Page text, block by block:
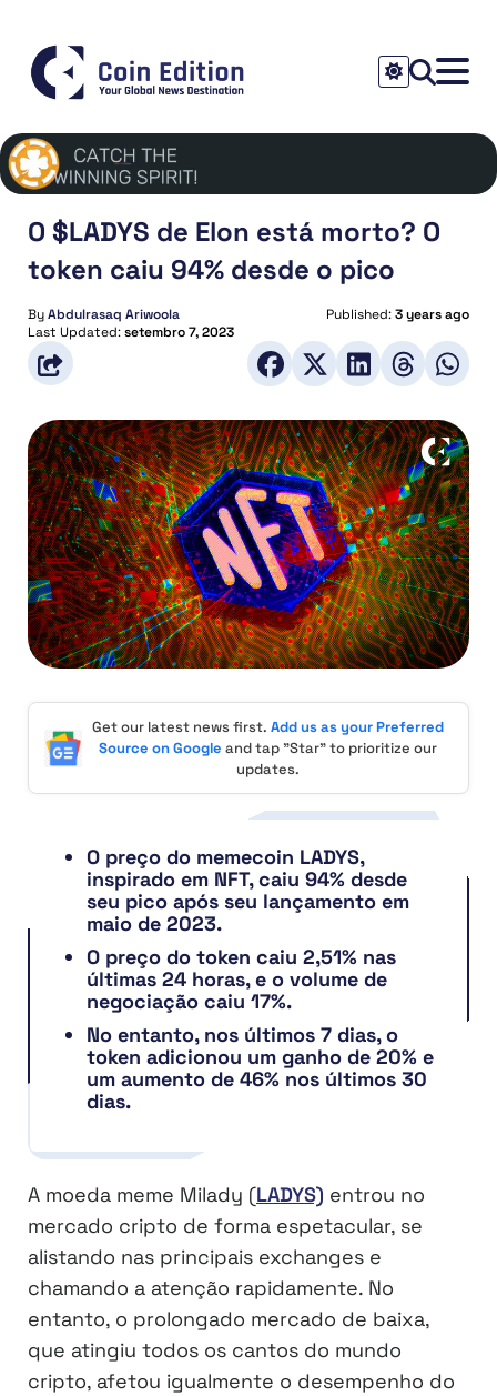
O $LADYS de Elon está morto? O
token caiu 94% desde o pico
ByAbdulrasaq Ariwoola Published:3 years ago
Last Updated:setembro 7, 2023
Get our latest news first. Add us as your Preferred
Source on Google and tap "Star" to prioritize our
updates.
O preço do memecoin LADYS,
inspirado em NFT, caiu 94% desde
seu pico após seu lançamento em
maio de 2023.
O preço do token caiu 2,51% nas
últimas 24 horas, e o volume de
negociação caiu 17%.
No entanto, nos últimos 7 dias, o
token adicionou um ganho de 20% e
um aumento de 46% nos últimos 30
dias.
A moeda meme Milady (LADYS) entrou no
mercado cripto de forma espetacular, se
alistando nas principais exchanges e
chamando a atenção rapidamente. No
entanto, o prolongado mercado de baixa,
que atingiu todos os cantos do mundo
cripto, afetou igualmente o desempenho do